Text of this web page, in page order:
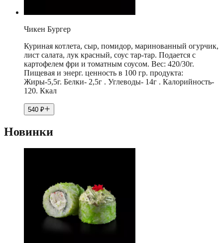
Чикен Бургер
Куриная котлета, сыр, помидор, маринованный огурчик,
лист салата, лук красный, соус тар-тар. Подается с
картофелем фри и томатным соусом. Вес: 420/30г.
Пищевая и энерг. ценность в 100 гр. продукта:
Жиры-5,5г. Белки- 2,5г . Углеводы- 14г . Калорийность-
120. Ккал
540 ₽
Новинки